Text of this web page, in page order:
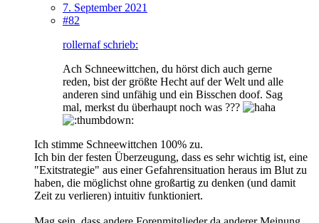
7. September 2021
#82
rollernaf schrieb:
Ach Schneewittchen, du hörst dich auch gerne
reden, bist der größte Hecht auf der Welt und alle
anderen sind unfähig und ein Bisschen doof. Sag
mal, merkst du überhaupt noch was ???
Ich stimme Schneewittchen 100% zu.
Ich bin der festen Überzeugung, dass es sehr wichtig ist, eine
"Exitstrategie" aus einer Gefahrensituation heraus im Blut zu
haben, die möglichst ohne großartig zu denken (und damit
Zeit zu verlieren) intuitiv funktioniert.